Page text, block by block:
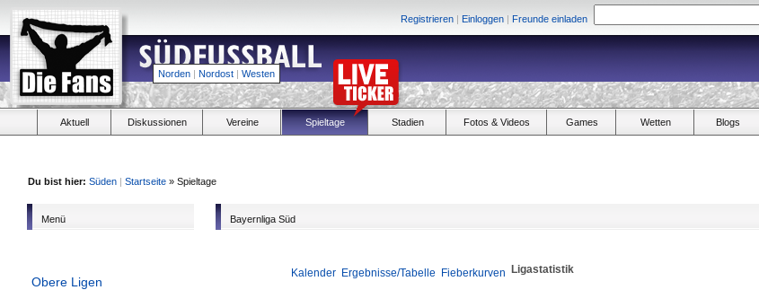
Registrieren | Einloggen | Freunde einladen
Norden | Nordost | Westen
Aktuell Diskussionen Vereine Spieltage Stadien Fotos & Videos Games Wetten Blogs
Du bist hier: Süden | Startseite » Spieltage
Menü
Obere Ligen
Bayernliga Süd
Kalender Ergebnisse/Tabelle Fieberkurven Ligastatistik